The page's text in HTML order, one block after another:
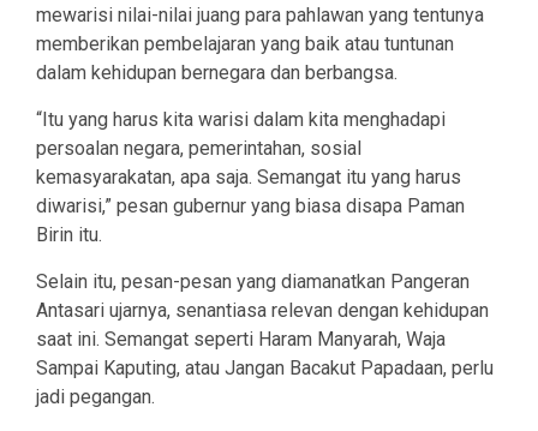
mewarisi nilai-nilai juang para pahlawan yang tentunya
memberikan pembelajaran yang baik atau tuntunan
dalam kehidupan bernegara dan berbangsa.
“Itu yang harus kita warisi dalam kita menghadapi
persoalan negara, pemerintahan, sosial
kemasyarakatan, apa saja. Semangat itu yang harus
diwarisi,” pesan gubernur yang biasa disapa Paman
Birin itu.
Selain itu, pesan-pesan yang diamanatkan Pangeran
Antasari ujarnya, senantiasa relevan dengan kehidupan
saat ini. Semangat seperti Haram Manyarah, Waja
Sampai Kaputing, atau Jangan Bacakut Papadaan, perlu
jadi pegangan.